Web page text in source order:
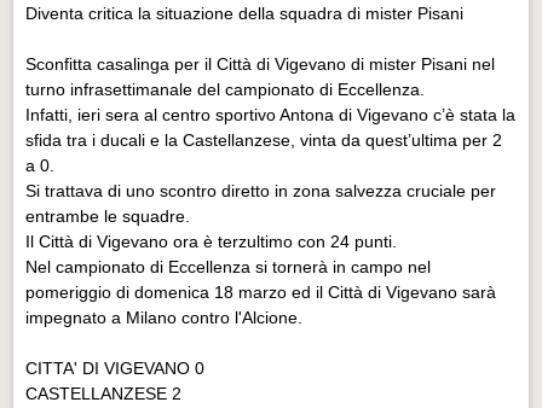
EVENTI
Eventi Vigevano
Eventi Vigevano
Eventi Pavia
Eventi Pavia
Diventa critica la situazione della squadra di mister Pisani
Sconfitta casalinga per il Città di Vigevano di mister Pisani nel
turno infrasettimanale del campionato di Eccellenza.
Infatti, ieri sera al centro sportivo Antona di Vigevano c’è stata la
sfida tra i ducali e la Castellanzese, vinta da quest’ultima per 2
a 0.
Si trattava di uno scontro diretto in zona salvezza cruciale per
entrambe le squadre.
Il Città di Vigevano ora è terzultimo con 24 punti.
Nel campionato di Eccellenza si tornerà in campo nel
pomeriggio di domenica 18 marzo ed il Città di Vigevano sarà
impegnato a Milano contro l'Alcione.
CITTA' DI VIGEVANO 0
CASTELLANZESE 2